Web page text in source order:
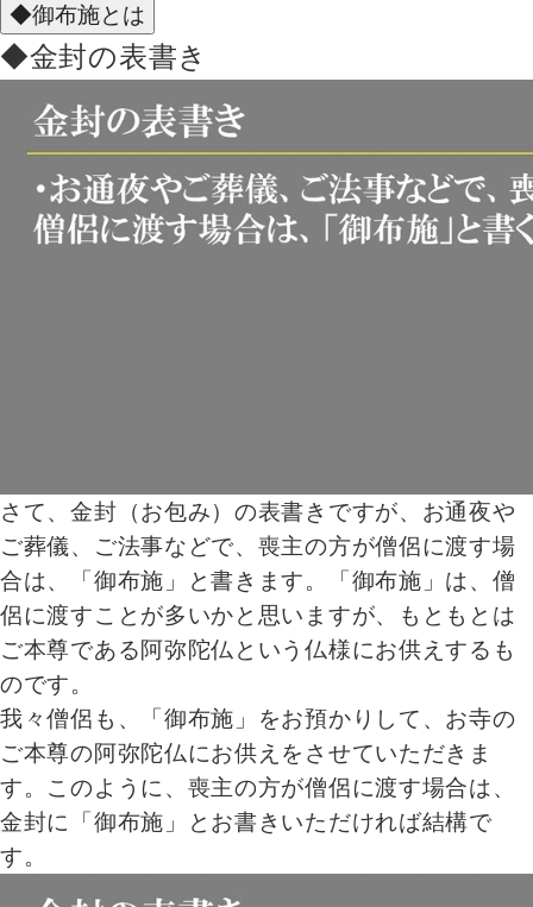
◆御布施とは
◆金封の表書き
さて、金封（お包み）の表書きですが、お通夜や
ご葬儀、ご法事などで、喪主の方が僧侶に渡す場
合は、「御布施」と書きます。「御布施」は、僧
侶に渡すことが多いかと思いますが、もともとは
ご本尊である阿弥陀仏という仏様にお供えするも
のです。
我々僧侶も、「御布施」をお預かりして、お寺の
ご本尊の阿弥陀仏にお供えをさせていただきま
す。このように、喪主の方が僧侶に渡す場合は、
金封に「御布施」とお書きいただければ結構で
す。